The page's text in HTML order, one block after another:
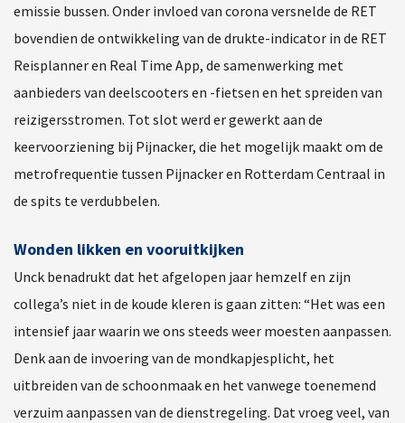
emissie bussen. Onder invloed van corona versnelde de RET
bovendien de ontwikkeling van de drukte-indicator in de RET
Reisplanner en Real Time App, de samenwerking met
aanbieders van deelscooters en -fietsen en het spreiden van
reizigersstromen. Tot slot werd er gewerkt aan de
keervoorziening bij Pijnacker, die het mogelijk maakt om de
metrofrequentie tussen Pijnacker en Rotterdam Centraal in
de spits te verdubbelen.
Wonden likken en vooruitkijken
Unck benadrukt dat het afgelopen jaar hemzelf en zijn
collega’s niet in de koude kleren is gaan zitten: “Het was een
intensief jaar waarin we ons steeds weer moesten aanpassen.
Denk aan de invoering van de mondkapjesplicht, het
uitbreiden van de schoonmaak en het vanwege toenemend
verzuim aanpassen van de dienstregeling. Dat vroeg veel, van